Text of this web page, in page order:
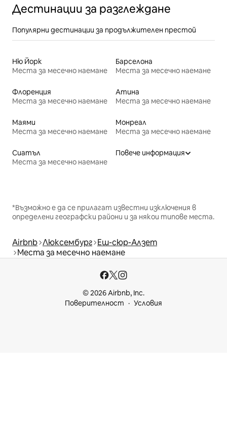
Дестинации за разглеждане
Популярни дестинации за продължителен престой
Ню Йорк
Места за месечно наемане
Барселона
Места за месечно наемане
Флоренция
Места за месечно наемане
Атина
Места за месечно наемане
Маями
Места за месечно наемане
Монреал
Места за месечно наемане
Сиатъл
Места за месечно наемане
Повече информация
*Възможно е да се прилагат известни изключения в
определени географски райони и за някои типове места.
Airbnb Люксембург Еш-сюр-Алзет
Места за месечно наемане
© 2026 Airbnb, Inc.
Поверителност
Условия